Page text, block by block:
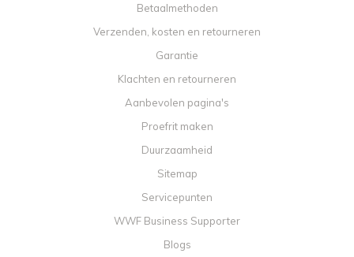
Betaalmethoden
Verzenden, kosten en retourneren
Garantie
Klachten en retourneren
Aanbevolen pagina's
Proefrit maken
Duurzaamheid
Sitemap
Servicepunten
WWF Business Supporter
Blogs